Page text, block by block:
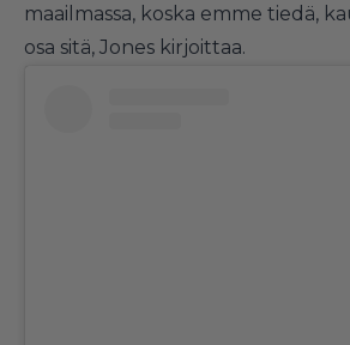
maailmassa, koska emme tiedä,
osa sitä, Jones kirjoittaa.